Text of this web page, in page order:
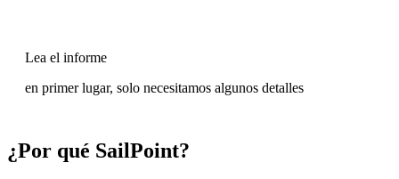
Lea el informe
en primer lugar, solo necesitamos algunos detalles
¿Por qué SailPoint?